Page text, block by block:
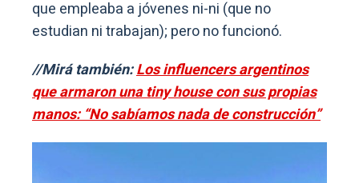
que empleaba a jóvenes ni-ni (que no
estudian ni trabajan); pero no funcionó.
//Mirá también:Los influencers argentinos
que armaron una tiny house con sus propias
manos: “No sabíamos nada de construcción”